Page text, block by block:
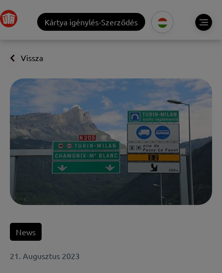
Kártya igénylés-Szerződés
Vissza
News
21. Augusztus 2023